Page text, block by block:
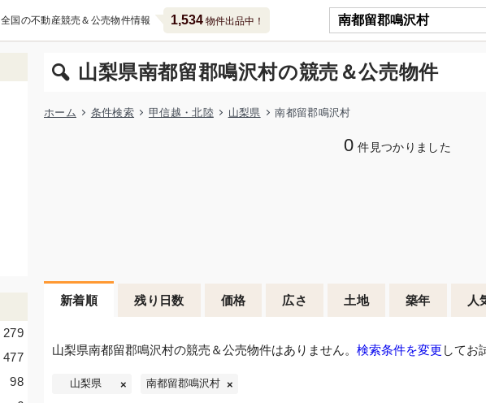
全国の不動産競売＆公売物件情報 1,534物件出品中！
山梨県南都留郡鳴沢村の競売＆公売物件
ホーム 条件検索 甲信越・北陸 山梨県 南都留郡鳴沢村
0 件見つかりました
新着順 残り日数 価格 広さ 土地 築年 人
山梨県南都留郡鳴沢村の競売＆公売物件はありません。 検索条件を変更 してお
山梨県 南都留郡鳴沢村
279
477
98